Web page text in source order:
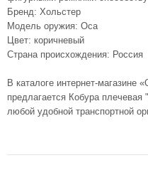
Бренд: Хольстер
Модель оружия: Оса
Цвет: коричневый
Страна происхождения: Россия
В каталоге интернет-магазине
предлагается Кобура
любой удобной транспортной